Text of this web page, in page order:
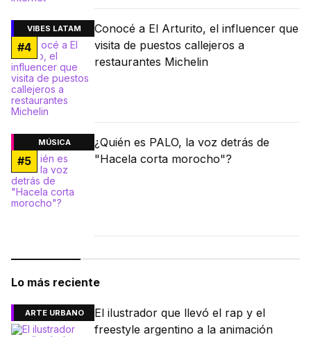
VIBES LATAM
#4
Conocé a El Arturito, el influencer que
visita de puestos callejeros a
restaurantes Michelin
MÚSICA
#5
¿Quién es PALO, la voz detrás de
"Hacela corta morocho"?
Lo más reciente
ARTE URBANO
El ilustrador que llevó el rap y el
freestyle argentino a la animación